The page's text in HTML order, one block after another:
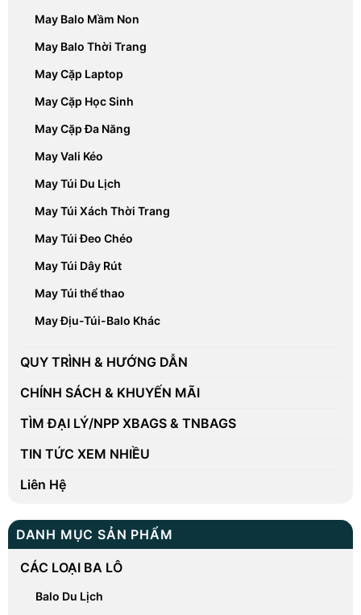
May Balo Mầm Non
May Balo Thời Trang
May Cặp Laptop
May Cặp Học Sinh
May Cặp Đa Năng
May Vali Kéo
May Túi Du Lịch
May Túi Xách Thời Trang
May Túi Đeo Chéo
May Túi Dây Rút
May Túi thể thao
May Địu-Túi-Balo Khác
QUY TRÌNH & HƯỚNG DẪN
CHÍNH SÁCH & KHUYẾN MÃI
TÌM ĐẠI LÝ/NPP XBAGS & TNBAGS
TIN TỨC XEM NHIỀU
Liên Hệ
DANH MỤC SẢN PHẨM
CÁC LOẠI BA LÔ
Balo Du Lịch